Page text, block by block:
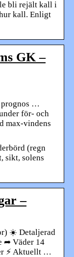
bli rejält kall i
kall. Enligt
GK –
prognos …
för- och
max-vindens
(regn
sikt, solens
–
☀️ Detaljerad
➦ Väder 14
⚡ Aktuellt …